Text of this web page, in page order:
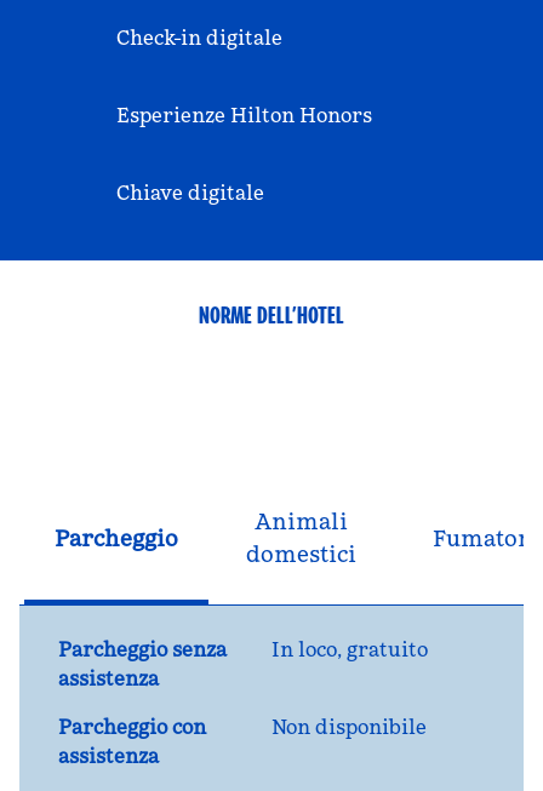
Check-in digitale
Esperienze Hilton Honors
Chiave digitale
NORME DELL’HOTEL
Parcheggio
Animali
domestici
Fumatori
Parcheggio senza
assistenza
In loco, gratuito
Parcheggio con
assistenza
Non disponibile